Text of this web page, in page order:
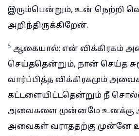
இரும்பென்றும், உன் நெற்றி
அறிந்திருக்கிறேன்.
5 ஆகையால்: என் விக்கிரகம்
செய்ததென்றும், நான் செய்த
வார்ப்பித்த விக்கிரகமும்
கட்டளையிட்டதென்றும் நீ
அவைகளை முன்னமே உனக்கு
அவைகள் வராததற்கு முன்னே